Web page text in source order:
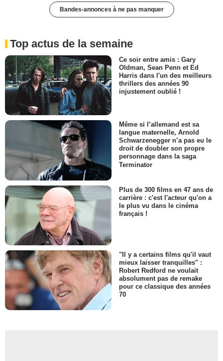
Bandes-annonces à ne pas manquer
Top actus de la semaine
Ce soir entre amis : Gary
Oldman, Sean Penn et Ed
Harris dans l'un des meilleurs
thrillers des années 90
injustement oublié !
Même si l’allemand est sa
langue maternelle, Arnold
Schwarzenegger n’a pas eu le
droit de doubler son propre
personnage dans la saga
Terminator
Plus de 300 films en 47 ans de
carrière : c'est l'acteur qu'on a
le plus vu dans le cinéma
français !
"Il y a certains films qu'il vaut
mieux laisser tranquilles" :
Robert Redford ne voulait
absolument pas de remake
pour ce classique des années
70